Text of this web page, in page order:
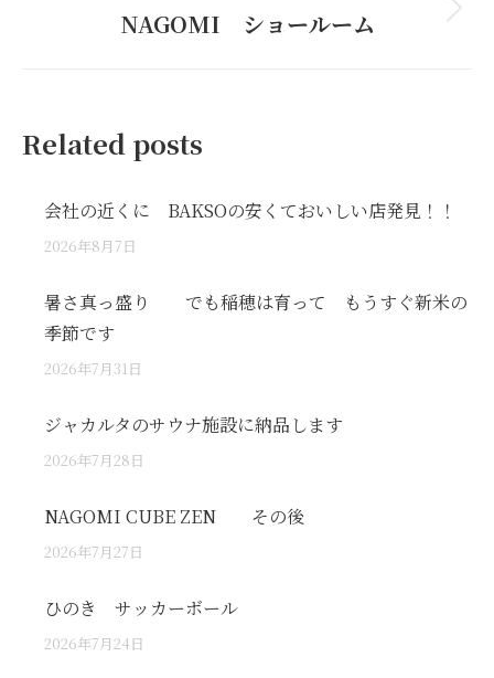
Next
NAGOMI ショールーム
Related posts
会社の近くに BAKSOの安くておいしい店発見！！
2026年8月7日
暑さ真っ盛り でも稲穂は育って もうすぐ新米の
季節です
2026年7月31日
ジャカルタのサウナ施設に納品します
2026年7月28日
NAGOMI CUBE ZEN その後
2026年7月27日
ひのき サッカーボール
2026年7月24日